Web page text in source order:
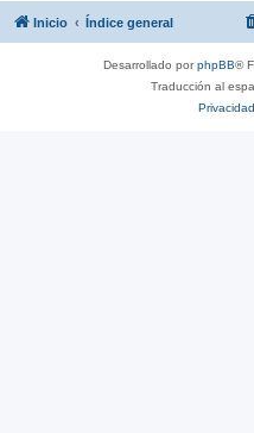
Inicio Índice general
Desarrollado porphpBB®
Traducción al
Privacidad